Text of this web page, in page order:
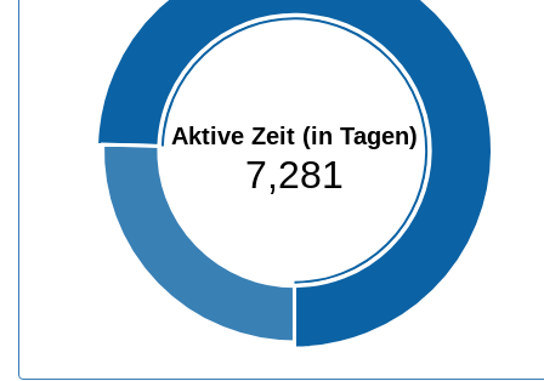
Aktive Zeit (in Tagen)
7,281